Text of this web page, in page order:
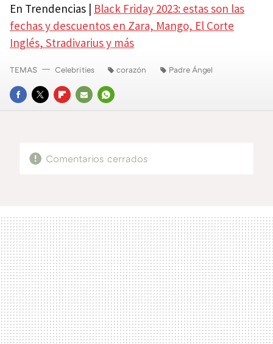
En Trendencias | Black Friday 2023: estas son las
fechas y descuentos en Zara, Mango, El Corte
Inglés, Stradivarius y más
FACEBOOK
TWITTERFLIPBOARD
E-
WHATSAPP
TEMAS Celebrities corazón Padre Ángel
Comentarios cerrados